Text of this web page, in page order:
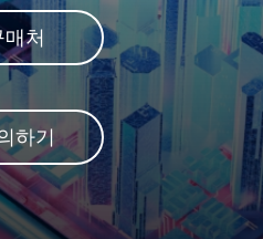
매처
하기